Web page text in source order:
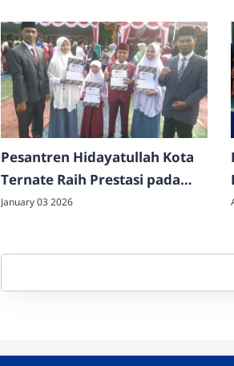
Pesantren Hidayatullah Kota
Ternate Raih Prestasi pada
Festival HAB Kemenag ke - 80
January 03 2026